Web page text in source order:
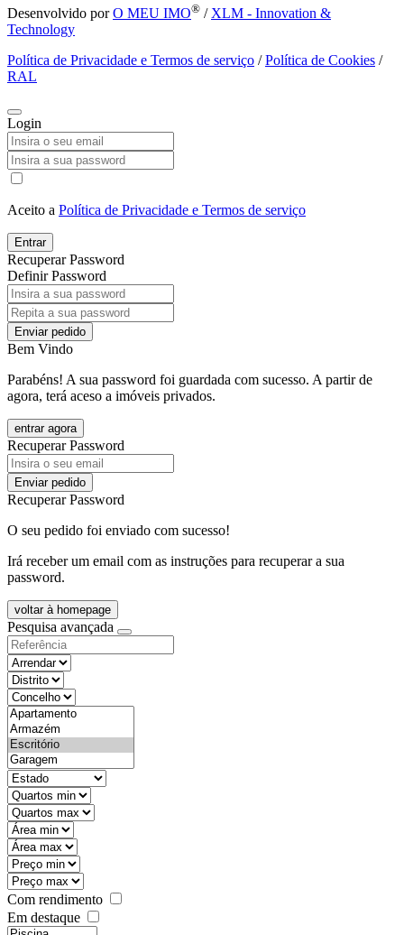
Desenvolvido porO MEU IMO® / XLM - Innovation &
Technology
Política de Privacidade e Termos de serviço /Política de Cookies /
RAL
Login
Aceito a Política de Privacidade e Termos de serviço
Entrar
Recuperar Password
Definir Password
Enviar pedido
Bem Vindo
Parabéns! A sua password foi guardada com sucesso. A partir de
agora, terá aceso a imóveis privados.
entrar agora
Recuperar Password
Enviar pedido
Recuperar Password
O seu pedido foi enviado com sucesso!
Irá receber um email com as instruções para recuperar a sua
password.
voltar à homepage
Pesquisa avançada
objective
districtId
countyId
types
state
mintypo
maxtypo
minarea
maxarea
minprice
maxprice
Com rendimento
Em destaque